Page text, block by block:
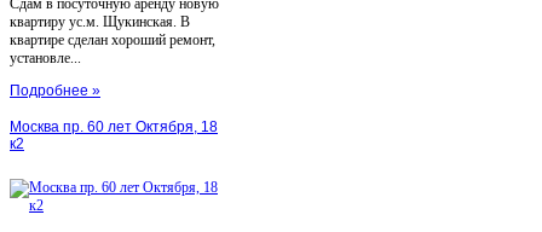
Сдам в посуточную аренду новую
квартиру ус.м. Щукинская. В
квартире сделан хороший ремонт,
установле...
Подробнее »
Москва пр. 60 лет Октября, 18
к2